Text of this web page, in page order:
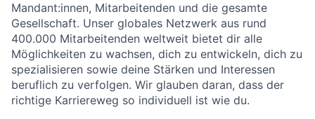
Mandant:innen, Mitarbeitenden und die gesamte
Gesellschaft. Unser globales Netzwerk aus rund
400.000 Mitarbeitenden weltweit bietet dir alle
Möglichkeiten zu wachsen, dich zu entwickeln, dich zu
spezialisieren sowie deine Stärken und Interessen
beruflich zu verfolgen. Wir glauben daran, dass der
richtige Karriereweg so individuell ist wie du.